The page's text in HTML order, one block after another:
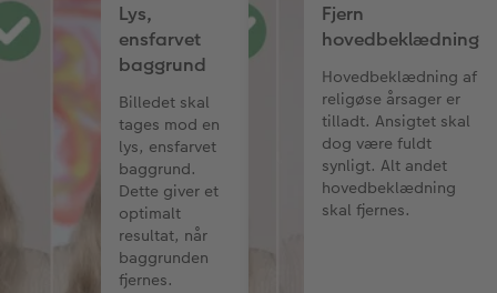
Lys,
ensfarvet
baggrund
Billedet skal
tages mod en
lys, ensfarvet
baggrund.
Dette giver et
optimalt
resultat, når
baggrunden
fjernes.
Fjern
hovedbeklædning
Hovedbeklædning af
religøse årsager er
tilladt. Ansigtet skal
dog være fuldt
synligt. Alt andet
hovedbeklædning
skal fjernes.